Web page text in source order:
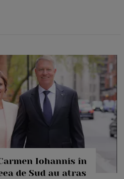
Iohannis în
de Sud au atras